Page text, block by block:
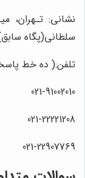
نشانی: تـهران،
سلطانی(پگاه سابق)
تلفن:( ده خط
021-91002010
021-22221208
021-22907769